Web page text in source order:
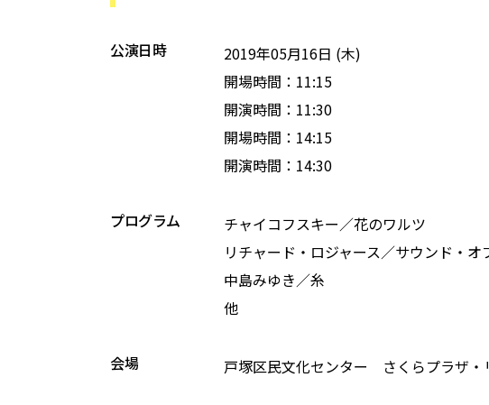
公演日時
2019年05月16日 (木)
開場時間：11:15
開演時間：11:30
開場時間：14:15
開演時間：14:30
プログラム
チャイコフスキー／花のワルツ
リチャード・ロジャース／サウンド・オ
中島みゆき／糸
他
会場 戸塚区民文化センター さくらプラザ・